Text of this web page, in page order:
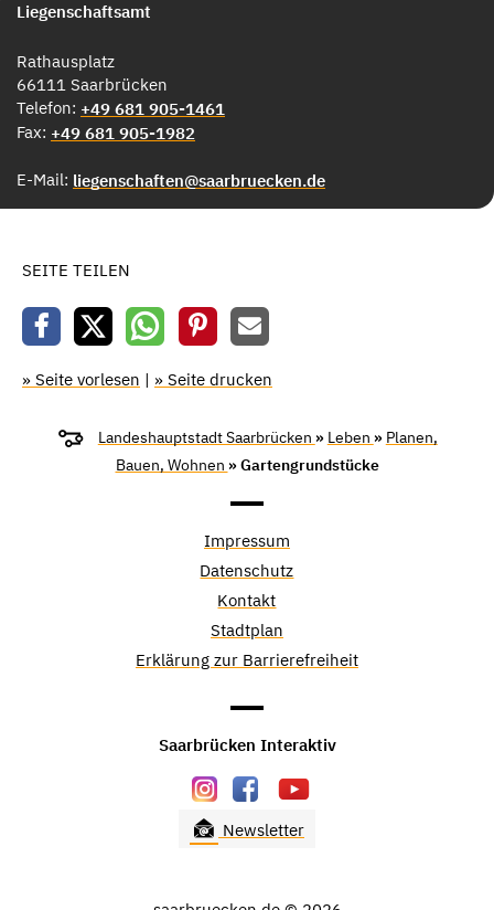
Liegenschaftsamt
Rathausplatz
66111 Saarbrücken
Telefon: +49 681 905-1461
Fax: +49 681 905-1982
E-Mail: liegenschaften@saarbruecken.de
SEITE TEILEN
» Seite vorlesen | » Seite drucken
Landeshauptstadt Saarbrücken » Leben » Planen,
Bauen, Wohnen » Gartengrundstücke
Impressum
Datenschutz
Kontakt
Stadtplan
Erklärung zur Barrierefreiheit
Saarbrücken Interaktiv
Newsletter